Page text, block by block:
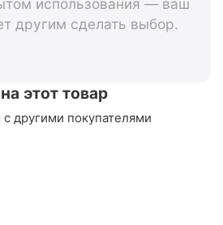
использования — ваш
другим сделать выбор.
этот товар
другими покупателями